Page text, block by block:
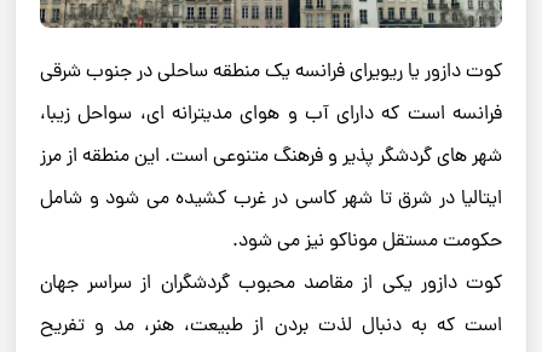
کوت دازور یا ریویرای فرانسه یک منطقه ساحلی در جنوب شرقی
فرانسه است که دارای آب و هوای مدیترانه ای، سواحل زیبا،
شهر های گردشگر پذیر و فرهنگ متنوعی است. این منطقه از مرز
ایتالیا در شرق تا شهر کاسی در غرب کشیده می شود و شامل
حکومت مستقل موناکو نیز می شود.
کوت دازور یکی از مقاصد محبوب گردشگران از سراسر جهان
است که به دنبال لذت بردن از طبیعت، هنر، مد و تفریح